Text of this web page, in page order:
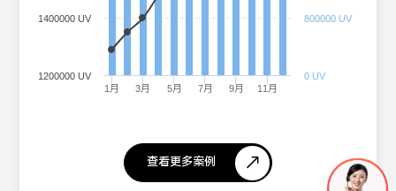
1月 3月 5月 7月 9月 11月
1200000 UV
1400000 UV
0 UV
800000 UV
查看更多案例